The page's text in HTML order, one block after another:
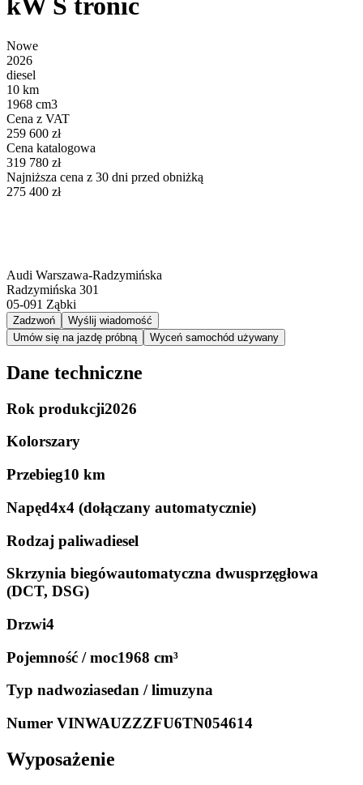
kW S tronic
Nowe
2026
diesel
10 km
1968 cm3
Cena z VAT
259 600 zł
Cena katalogowa
319 780 zł
Najniższa cena z 30 dni przed obniżką
275 400 zł
Audi Warszawa-Radzymińska
Radzymińska 301
05-091 Ząbki
Zadzwoń
Wyślij wiadomość
Umów się na jazdę próbną
Wyceń samochód używany
Dane techniczne
Rok produkcji2026
Kolorszary
Przebieg10 km
Napęd4x4 (dołączany automatycznie)
Rodzaj paliwadiesel
Skrzynia biegówautomatyczna dwusprzęgłowa
(DCT, DSG)
Drzwi4
Pojemność / moc1968 cm³
Typ nadwoziasedan / limuzyna
Numer VINWAUZZZFU6TN054614
Wyposażenie